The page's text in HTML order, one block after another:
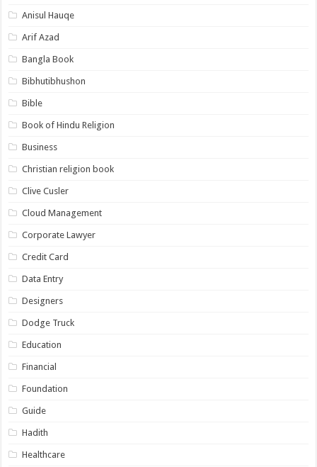
Anisul Hauqe
Arif Azad
Bangla Book
Bibhutibhushon
Bible
Book of Hindu Religion
Business
Christian religion book
Clive Cusler
Cloud Management
Corporate Lawyer
Credit Card
Data Entry
Designers
Dodge Truck
Education
Financial
Foundation
Guide
Hadith
Healthcare